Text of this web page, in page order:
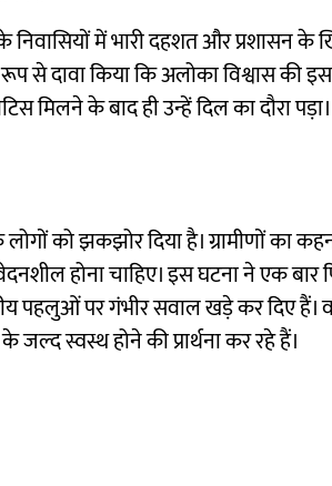
में भारी दहशत और प्रशासन के
से दावा किया कि अलोका विश्वास की
मिलने के बाद ही उन्हें दिल का दौरा
को झकझोर दिया है। ग्रामीणों का
होना चाहिए। इस घटना ने एक
पहलुओं पर गंभीर सवाल खड़े कर दिए हैं।
स्वस्थ होने की प्रार्थना कर रहे हैं।